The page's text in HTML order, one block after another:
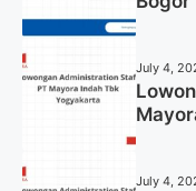
July 4,
July 4,